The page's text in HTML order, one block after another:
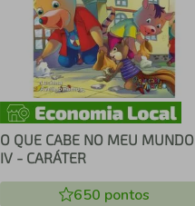
O QUE CABE NO MEU MUNDO
IV - CARÁTER
650 pontos